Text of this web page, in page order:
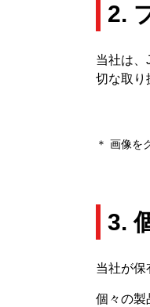
2.
当社は、
切な取り
＊ 画像を
3.
当社が保
個々の製